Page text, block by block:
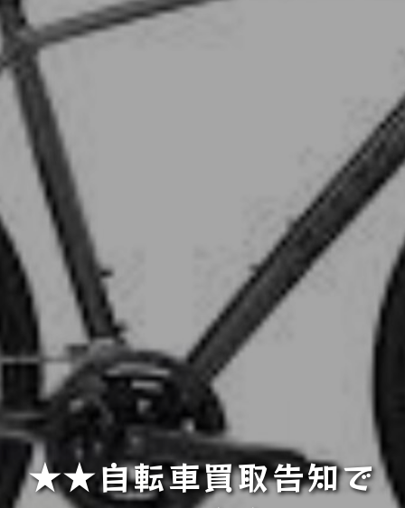
★★自転車買取告知で